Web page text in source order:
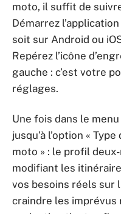
moto, il suffit de
Démarrez
soit sur Android ou
Repérez l’icône
gauche : c’est votre
réglages.
Une fois dans le
jusqu’à l’option «
moto » : le profil
modifiant les
vos besoins réels sur
craindre les